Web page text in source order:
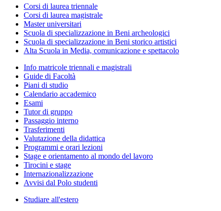
Corsi di laurea triennale
Corsi di laurea magistrale
Master universitari
Scuola di specializzazione in Beni archeologici
Scuola di specializzazione in Beni storico artistici
Alta Scuola in Media, comunicazione e spettacolo
Info matricole triennali e magistrali
Guide di Facoltà
Piani di studio
Calendario accademico
Esami
Tutor di gruppo
Passaggio interno
Trasferimenti
Valutazione della didattica
Programmi e orari lezioni
Stage e orientamento al mondo del lavoro
Tirocini e stage
Internazionalizzazione
Avvisi dal Polo studenti
Studiare all'estero